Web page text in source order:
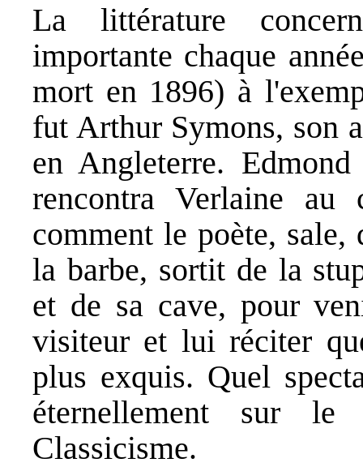
La littérature
importante chaque
mort en 1896) à
fut Arthur Symons, son
en Angleterre.
rencontra Verlaine
comment le poète,
la barbe, sortit de la
et de sa cave, pour
visiteur et lui réciter
plus exquis. Quel
éternellement sur le
Classicisme.